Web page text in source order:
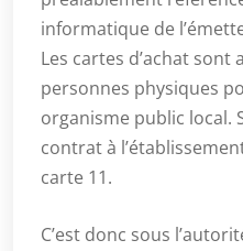
informatique de
Les cartes d’achat sont
personnes physiques
organisme public local.
contrat à
carte 11.
C’est donc sous